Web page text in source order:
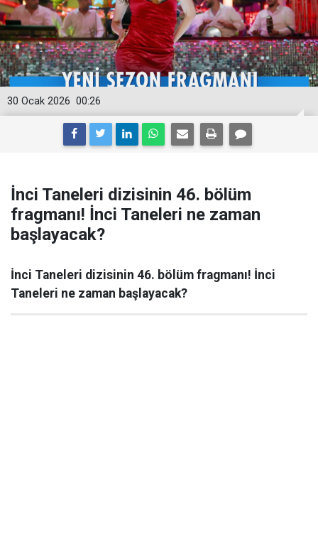
00:26
30 Ocak 2026
İnci Taneleri dizisinin 46. bölüm
fragmanı! İnci Taneleri ne zaman
başlayacak?
İnci Taneleri dizisinin 46. bölüm fragmanı! İnci
Taneleri ne zaman başlayacak?